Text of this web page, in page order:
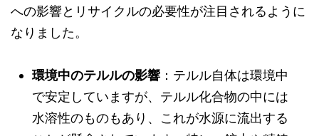
への影響とリサイクルの必要性が注目されるように
なりました。
環境中のテルルの影響 ：テルル自体は環境中
で安定していますが、テルル化合物の中には
水溶性のものもあり、これが水源に流出する